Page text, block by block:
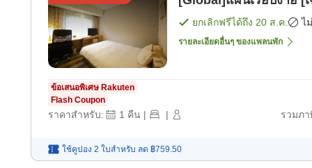
ยกเลิกฟรีได้ถึง 20 ส.ค. ไ
รายละเอียดอื่นๆ ของแพลนพัก
ข้อเสนอพิเศษ Rakuten
Flash Coupon
ราคาสำหรับ: 1 คืน | | รวมภ
ใช้คูปอง 2 ใบสำหรับ ลด ฿759.50